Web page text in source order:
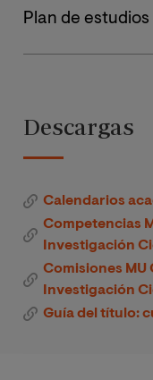
Total de Créditos
Plan de estudios
social de la
Políticas,
y valores en
ciencia,
tecnología y
sociedad
Descargas
Calendarios
Competencias
Investigación
Comisiones MU
Investigación
Guía del título: